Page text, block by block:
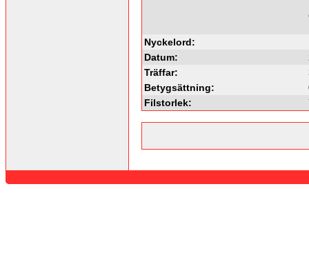
Nyckelord:
Datum:
Träffar:
Betygsättning:
Filstorlek: